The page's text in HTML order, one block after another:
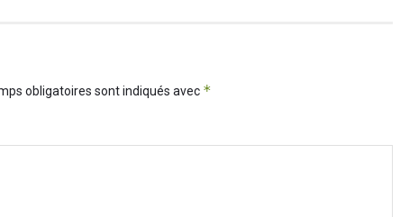
obligatoires sont indiqués avec *